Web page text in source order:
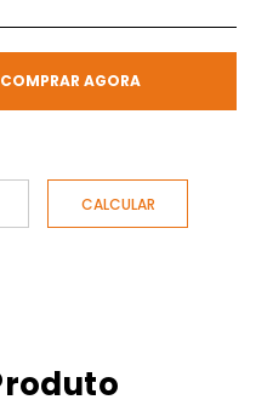
COMPRAR AGORA